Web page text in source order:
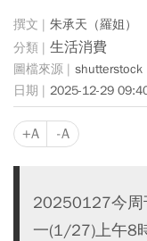
朱承天（羅姐）
生活消費
shutterstock
2025-12-29
+A -A
20250127今周
一(1/27)上午8